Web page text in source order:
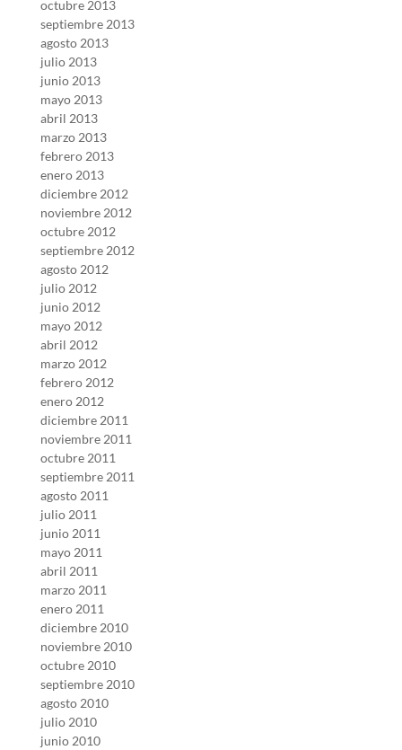
octubre 2013
septiembre 2013
agosto 2013
julio 2013
junio 2013
mayo 2013
abril 2013
marzo 2013
febrero 2013
enero 2013
diciembre 2012
noviembre 2012
octubre 2012
septiembre 2012
agosto 2012
julio 2012
junio 2012
mayo 2012
abril 2012
marzo 2012
febrero 2012
enero 2012
diciembre 2011
noviembre 2011
octubre 2011
septiembre 2011
agosto 2011
julio 2011
junio 2011
mayo 2011
abril 2011
marzo 2011
enero 2011
diciembre 2010
noviembre 2010
octubre 2010
septiembre 2010
agosto 2010
julio 2010
junio 2010